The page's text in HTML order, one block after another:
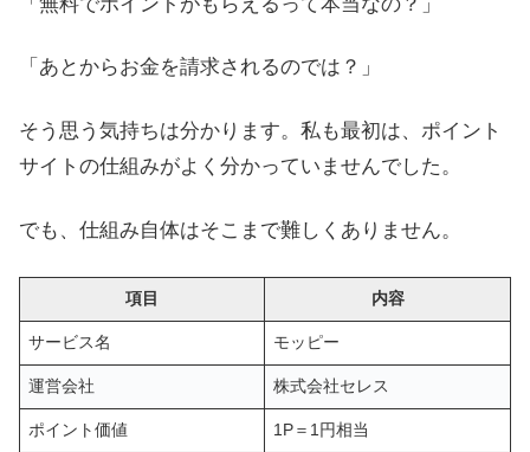
「あとからお金を請求されるのでは？」
そう思う気持ちは分かります。私も最初は、ポイント
サイトの仕組みがよく分かっていませんでした。
でも、仕組み自体はそこまで難しくありません。
項目 内容
サービス名 モッピー
運営会社 株式会社セレス
ポイント価値 1P＝1円相当